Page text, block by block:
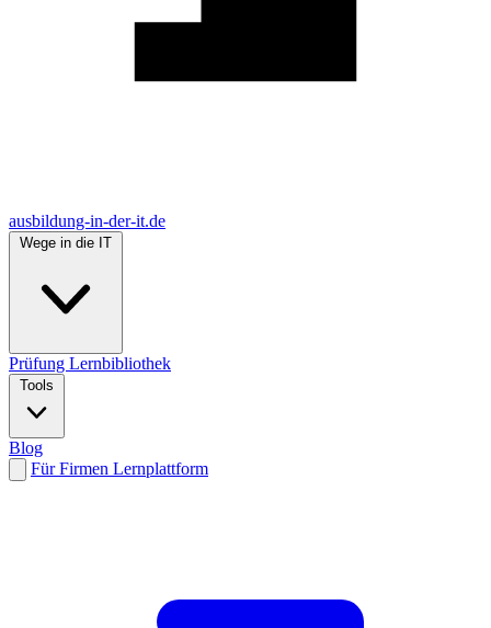
ausbildung-in-der-it.de
Prüfung Lernbibliothek
Blog
Für Firmen Lernplattform